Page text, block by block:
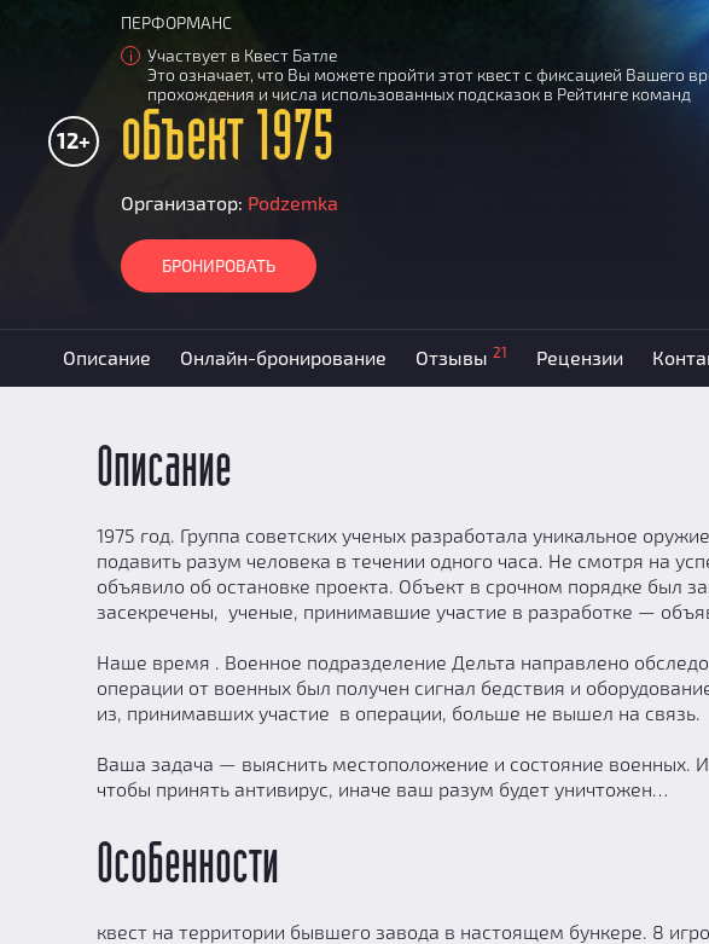
ПЕРФОРМАНС
i
Участвует в Квест Батле
Это означает, что Вы можете пройти этот квест с фиксацией Вашего
прохождения и числа использованных подсказок в Рейтинге команд
объект 1975
12+
Организатор: Podzemka
БРОНИРОВАТЬ
Описание Онлайн-бронирование Отзывы 21 Рецензии
Описание
1975 год. Группа советских ученых разработала уникальное
подавить разум человека в течении одного часа. Не смотря на
объявило об остановке проекта. Объект в срочном порядке был
засекречены, ученые, принимавшие участие в разработке —
Наше время . Военное подразделение Дельта направлено
операции от военных был получен сигнал бедствия и
из, принимавших участие в операции, больше не вышел на связь.
Ваша задача — выяснить местоположение и состояние военных.
чтобы принять антивирус, иначе ваш разум будет уничтожен…
Особенности
квест на территории бывшего завода в настоящем бункере. 8